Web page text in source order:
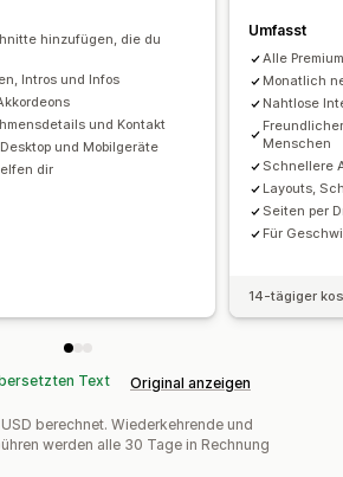
Vorlagen Seiten speichern
Globale Abschnitte
Schriftarten
Übersetzung
KI-Generierung
Mobilgeräte
Langsames Laden
hinzufügen, die du
Intros und Infos
und Kontakt
und Mobilgeräte
dir
Umfasst
Alle
Monatlich
Nahtlose
Menschen
Schnellere
Layouts,
Seiten per
Für
14-tägiger
Text Original anzeigen
berechnet. Wiederkehrende und
werden alle 30 Tage in Rechnung